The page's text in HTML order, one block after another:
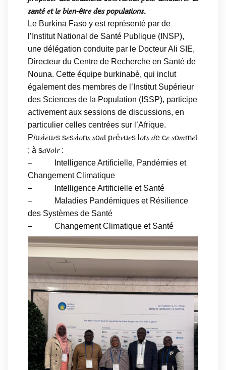
𝑠𝘢𝑛𝘵𝑒́ 𝑒𝘵 𝘭𝑒 𝑏𝘪𝑒𝘯-𝘦̂𝑡𝘳𝑒 𝑑𝘦𝑠 𝑝𝘰𝑝𝘶𝑙𝘢𝑡𝘪𝑜𝘯𝑠.
Le Burkina Faso y est représenté par de
l’Institut National de Santé Publique (INSP),
une délégation conduite par le Docteur Ali SIE,
Directeur du Centre de Recherche en Santé de
Nouna. Cette équipe burkinabè, qui inclut
également des membres de l’Institut Supérieur
des Sciences de la Population (ISSP), participe
activement aux sessions de discussions, en
particulier celles centrées sur l’Afrique.
P𝑙u𝑠i𝑒u𝑟s s𝑒s𝑠i𝑜n𝑠 𝑠o𝑛t p𝑟é𝑣u𝑒s l𝑜r𝑠 𝑑e c𝑒 𝑠o𝑚m𝑒t
; à s𝑎v𝑜i𝑟 :
– Intelligence Artificielle, Pandémies et
Changement Climatique
– Intelligence Artificielle et Santé
– Maladies Pandémiques et Résilience
des Systèmes de Santé
– Changement Climatique et Santé